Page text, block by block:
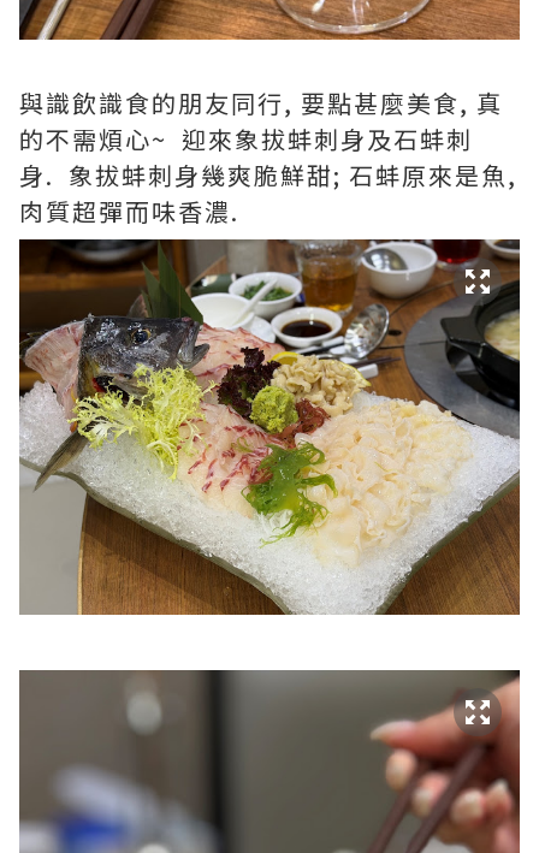
與識飲識食的朋友同行, 要點甚麼美食, 真
的不需煩心~ 迎來象拔蚌刺身及石蚌刺
身. 象拔蚌刺身幾爽脆鮮甜; 石蚌原來是魚,
肉質超彈而味香濃.